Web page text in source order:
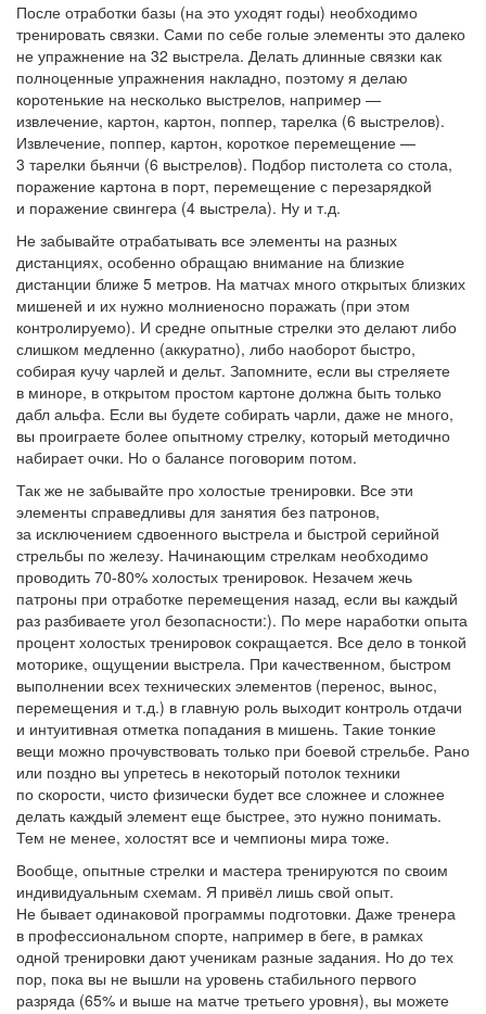
После отработки базы (на это уходят годы) необходимо
тренировать связки. Сами по себе голые элементы это далеко
не упражнение на 32 выстрела. Делать длинные связки как
полноценные упражнения накладно, поэтому я делаю
коротенькие на несколько выстрелов, например —
извлечение, картон, картон, поппер, тарелка (6 выстрелов).
Извлечение, поппер, картон, короткое перемещение —
3 тарелки бьянчи (6 выстрелов). Подбор пистолета со стола,
поражение картона в порт, перемещение с перезарядкой
и поражение свингера (4 выстрела). Ну и т.д.
Не забывайте отрабатывать все элементы на разных
дистанциях, особенно обращаю внимание на близкие
дистанции ближе 5 метров. На матчах много открытых близких
мишеней и их нужно молниеносно поражать (при этом
контролируемо). И средне опытные стрелки это делают либо
слишком медленно (аккуратно), либо наоборот быстро,
собирая кучу чарлей и дельт. Запомните, если вы стреляете
в миноре, в открытом простом картоне должна быть только
дабл альфа. Если вы будете собирать чарли, даже не много,
вы проиграете более опытному стрелку, который методично
набирает очки. Но о балансе поговорим потом.
Так же не забывайте про холостые тренировки. Все эти
элементы справедливы для занятия без патронов,
за исключением сдвоенного выстрела и быстрой серийной
стрельбы по железу. Начинающим стрелкам необходимо
проводить 70-80% холостых тренировок. Незачем жечь
патроны при отработке перемещения назад, если вы каждый
раз разбиваете угол безопасности:). По мере наработки опыта
процент холостых тренировок сокращается. Все дело в тонкой
моторике, ощущении выстрела. При качественном, быстром
выполнении всех технических элементов (перенос, вынос,
перемещения и т.д.) в главную роль выходит контроль отдачи
и интуитивная отметка попадания в мишень. Такие тонкие
вещи можно прочувствовать только при боевой стрельбе. Рано
или поздно вы упретесь в некоторый потолок техники
по скорости, чисто физически будет все сложнее и сложнее
делать каждый элемент еще быстрее, это нужно понимать.
Тем не менее, холостят все и чемпионы мира тоже.
Вообще, опытные стрелки и мастера тренируются по своим
индивидуальным схемам. Я привёл лишь свой опыт.
Не бывает одинаковой программы подготовки. Даже тренера
в профессиональном спорте, например в беге, в рамках
одной тренировки дают ученикам разные задания. Но до тех
пор, пока вы не вышли на уровень стабильного первого
разряда (65% и выше на матче третьего уровня), вы можете